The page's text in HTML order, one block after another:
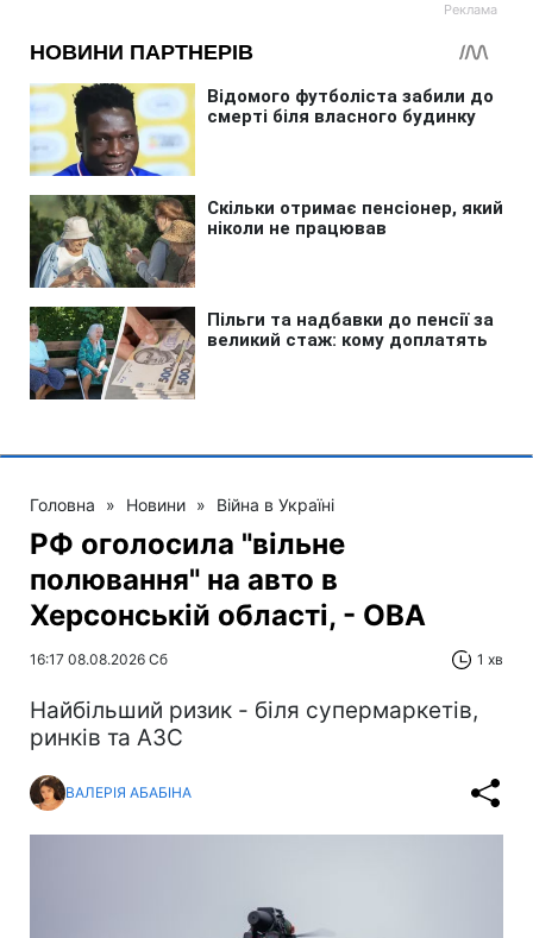
Головна » Новини » Війна в Україні
РФ оголосила "вільне
полювання" на авто в
Херсонській області, - ОВА
16:17 08.08.2026 Сб 1 хв
Найбільший ризик - біля супермаркетів,
ринків та АЗС
ВАЛЕРІЯ АБАБІНА